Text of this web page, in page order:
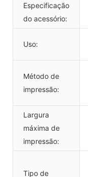
Especificação
do acessório:
Uso:
Método de
impressão:
Largura
máxima de
impressão:
Tipo de